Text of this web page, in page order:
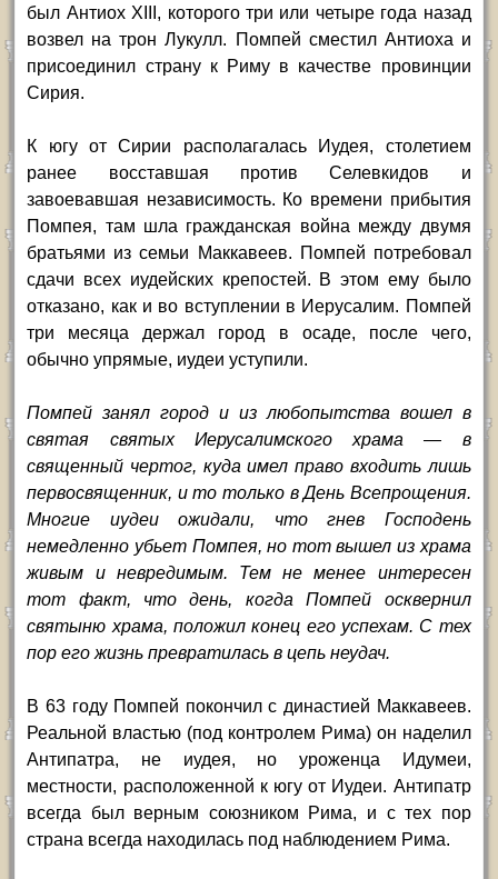
был Антиох XIII, которого три или четыре года назад
возвел на трон Лукулл. Помпей сместил Антиоха и
присоединил страну к Риму в качестве провинции
Сирия.
К югу от Сирии располагалась Иудея, столетием
ранее восставшая против Селевкидов и
завоевавшая независимость. Ко времени прибытия
Помпея, там шла гражданская война между двумя
братьями из семьи Маккавеев. Помпей потребовал
сдачи всех иудейских крепостей. В этом ему было
отказано, как и во вступлении в Иерусалим. Помпей
три месяца держал город в осаде, после чего,
обычно упрямые, иудеи уступили.
Помпей занял город и из любопытства вошел в
святая святых Иерусалимского храма — в
священный чертог, куда имел право входить лишь
первосвященник, и то только в День Всепрощения.
Многие иудеи ожидали, что гнев Господень
немедленно убьет Помпея, но тот вышел из храма
живым и невредимым. Тем не менее интересен
тот факт, что день, когда Помпей осквернил
святыню храма, положил конец его успехам. С тех
пор его жизнь превратилась в цепь неудач.
В 63 году Помпей покончил с династией Маккавеев.
Реальной властью (под контролем Рима) он наделил
Антипатра, не иудея, но уроженца Идумеи,
местности, расположенной к югу от Иудеи. Антипатр
всегда был верным союзником Рима, и с тех пор
страна всегда находилась под наблюдением Рима.